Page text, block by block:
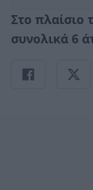
Στο πλαίσιο
συνολικά 6